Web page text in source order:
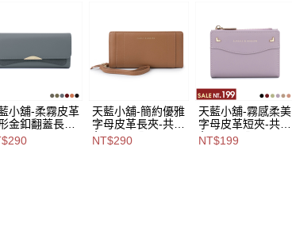
小舖-柔霧皮革
金釦翻蓋長夾-
-$290【A08081
天藍小舖-簡約優雅
字母皮革長夾-共7
色-$290【A08081
800】
NT$290
天藍小舖-霧感柔美
字母皮革短夾-共6
色-$199【A08081
697】
NT$199